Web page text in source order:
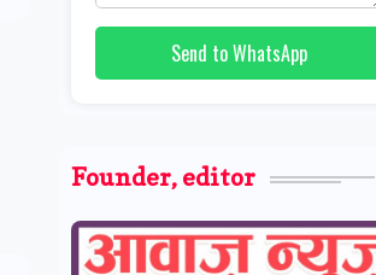
Send to WhatsApp
Founder, editor